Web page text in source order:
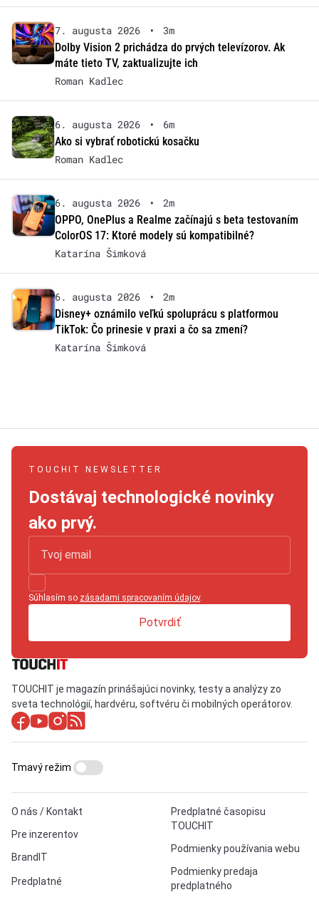
7. augusta 2026 •
3m
Dolby Vision 2 prichádza do prvých televízorov. Ak
máte tieto TV, zaktualizujte ich
Roman Kadlec
6. augusta 2026 •
6m
Ako si vybrať robotickú kosačku
Roman Kadlec
6. augusta 2026 •
2m
OPPO, OnePlus a Realme začínajú s beta testovaním
ColorOS 17: Ktoré modely sú kompatibilné?
Katarína Šimková
6. augusta 2026 •
2m
Disney+ oznámilo veľkú spoluprácu s platformou
TikTok: Čo prinesie v praxi a čo sa zmení?
Katarína Šimková
TOUCHIT NEWSLETTER
Dostávaj technologické novinky
ako prvý.
Súhlasím so zásadami spracovaním údajov.
Potvrdiť
TOUCHIT je magazín prinášajúci novinky, testy a analýzy zo
sveta technológií, hardvéru, softvéru či mobilných operátorov.
O nás / Kontakt
Pre inzerentov
BrandIT
Predplatné
Predplatné časopisu
TOUCHIT
Podmienky používania webu
Podmienky predaja
predplatného
Tmavý režim